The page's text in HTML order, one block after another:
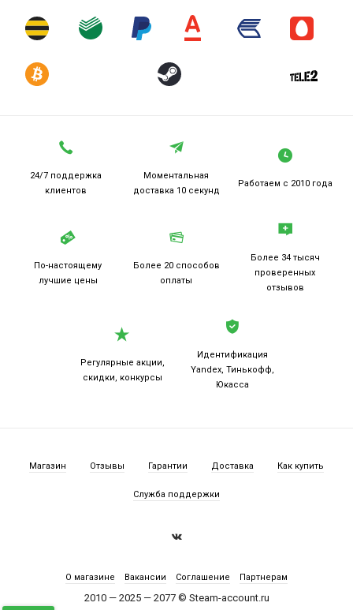
24/7 поддержка
клиентов
Моментальная
доставка 10 секунд
Работаем с 2010 года
По-настоящему
лучшие цены
Более 20 способов
оплаты
Более 34 тысяч
проверенных
отзывов
Регулярные акции,
скидки, конкурсы
Идентификация
Yandex, Тинькофф,
Юкасса
Магазин Отзывы Гарантии Доставка Как купить
Служба поддержки
2010 — 2025 — 2077 © Steam-account.ru
О магазине Вакансии Соглашение Партнерам